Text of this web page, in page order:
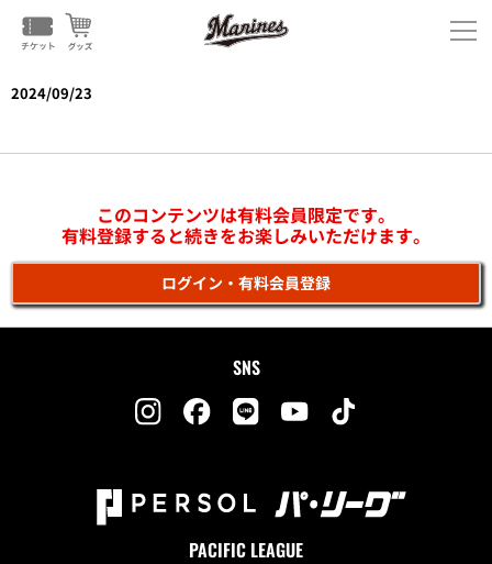
2024/09/23
このコンテンツは有料会員限定です。
有料登録すると続きをお楽しみいただけます。
ログイン・有料会員登録
SNS
PACIFIC LEAGUE